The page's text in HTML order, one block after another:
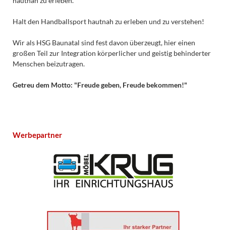
Halt den Handballsport hautnah zu erleben und zu verstehen!
Wir als HSG Baunatal sind fest davon überzeugt, hier einen
großen Teil zur Integration körperlicher und geistig behinderter
Menschen beizutragen.
Getreu dem Motto: "Freude geben, Freude bekommen!"
Werbepartner